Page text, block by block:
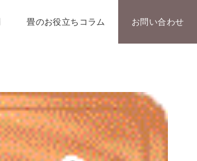
畳のお役立ちコラム お問い合わせ